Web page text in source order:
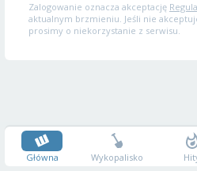
Zalogowanie oznacza akceptację
aktualnym brzmieniu. Jeśli nie
prosimy o niekorzystanie z serwisu.
Główna Wykopalisko